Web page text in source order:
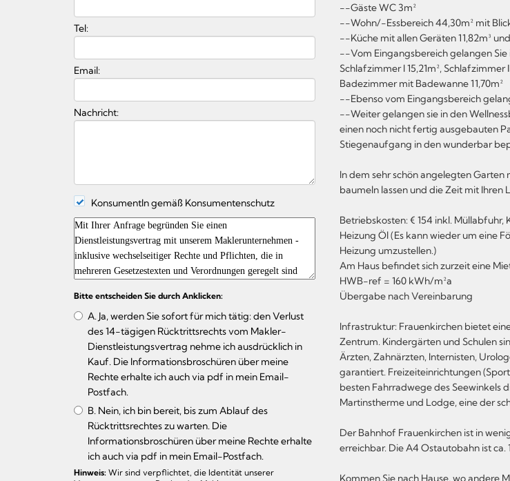
Tel:
Email:
Nachricht:
KonsumentIn gemäß Konsumentenschutz
Bitte entscheiden Sie durch Anklicken:
A. Ja, werden Sie sofort für mich tätig: den Verlust
des 14-tägigen Rücktrittsrechts vom Makler-
Dienstleistungsvertrag nehme ich ausdrücklich in
Kauf. Die Informationsbroschüren über meine
Rechte erhalte ich auch via pdf in mein Email-
Postfach.
B. Nein, ich bin bereit, bis zum Ablauf des
Rücktrittsrechtes zu warten. Die
Informationsbroschüren über meine Rechte erhalte
ich auch via pdf in mein Email-Postfach.
Hinweis: Wir sind verpflichtet, die Identität unserer
--Gäste WC 3m²
--Wohn/-Essbereich 44,30m² mit
--Küche mit allen Geräten 11,82m³
--Vom Eingangsbereich gelangen Sie
Schlafzimmer I 15,21m²,
Badezimmer mit Badewanne 11,70m²
--Ebenso vom Eingangsbereich
--Weiter gelangen sie in den
einen noch nicht fertig ausgebauten
Stiegenaufgang in den wunderbar
In dem sehr schön angelegten Garten
baumeln lassen und die Zeit mit Ihren
Betriebskosten: € 154 inkl.
Heizung Öl (Es kann wieder um eine
Heizung umzustellen.)
Am Haus befindet sich zurzeit eine
HWB-ref = 160 kWh/m²a
Übergabe nach Vereinbarung
Infrastruktur: Frauenkirchen bietet
Zentrum. Kindergärten und Schulen
Ärzten, Zahnärzten, Internisten,
garantiert. Freizeiteinrichtungen
besten Fahrradwege des Seewinkels
Martinstherme und Lodge, eine der
Der Bahnhof Frauenkirchen ist in
erreichbar. Die A4 Ostautobahn ist
Kommen Sie nach Hause, wo andere